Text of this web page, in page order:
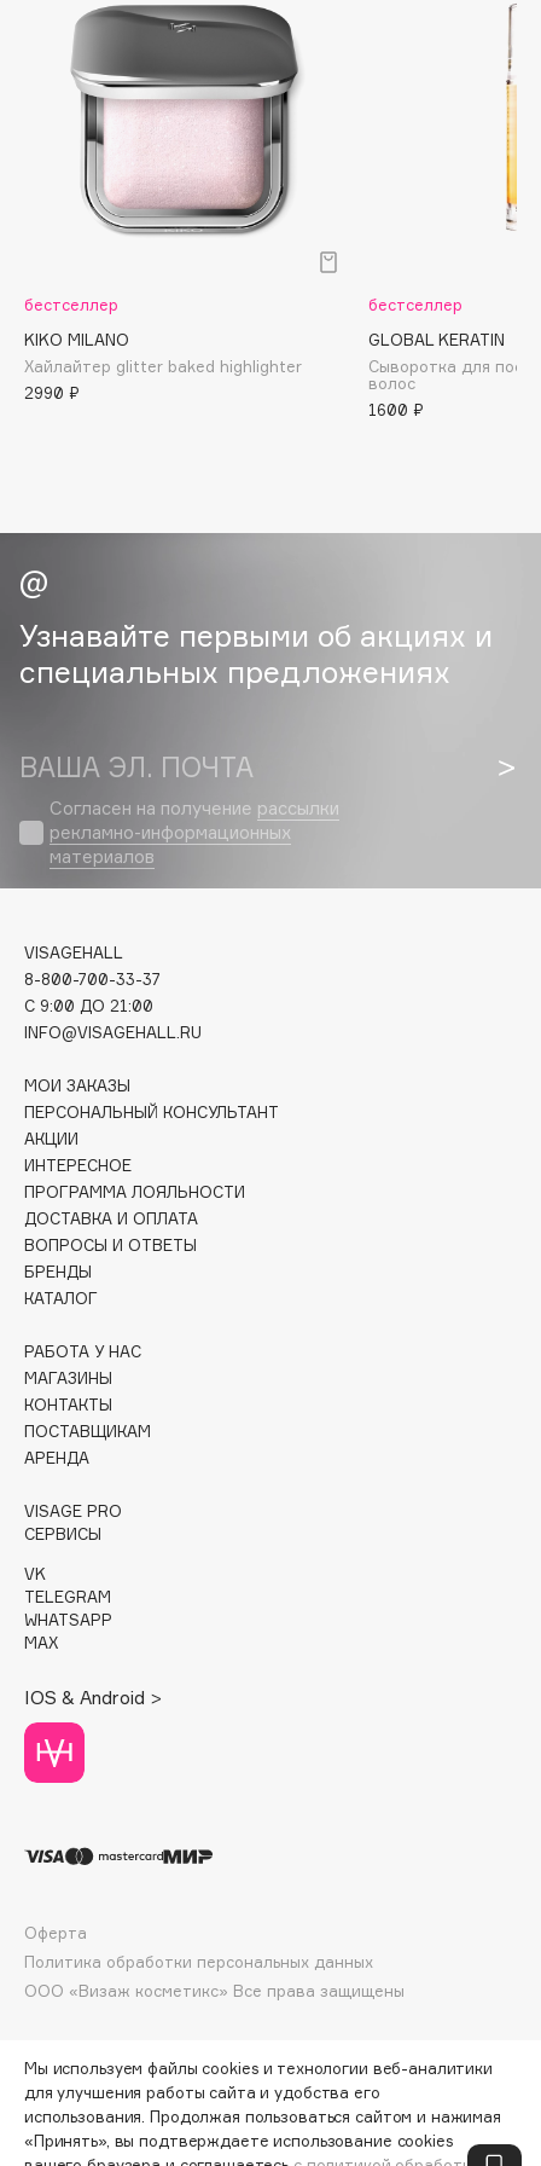
Biorepair
Boadicea The Victorious
Bobbi Brown
Brunello Cucinelli
Bvlgari
by TERRY
C
Cadence
Carmex
Catrice
Cettua
Chupa Chups
Clarette
Clarins Precious
Clive Christian
Collagenina
Corimo
CosRX
Cottolina
Crescina
Cunzite
D
d'Alba
DABO
DARLING*
Darphin
Davines
Deonica
Dior
Divage
Dolce & Gabbana
Dr.Althea
Dyson
ПО ЗОЛОТОЙ КАРТЕ: 5525 ₽
бестселлер
KIKO MILANO
Хайлайтер glitter baked highlighter
2990 ₽
бестселлер
GLOBAL KERATIN
Сыворотка для
волос
1600 ₽
Узнавайте первыми об акциях и
специальных предложениях
ВАША ЭЛ. ПОЧТА
Согласен на получение рассылки
рекламно-информационных
материалов
VISAGEHALL
8-800-700-33-37
C 9:00 ДО 21:00
INFO@VISAGEHALL.RU
МОИ ЗАКАЗЫ
ПЕРСОНАЛЬНЫЙ КОНСУЛЬТАНТ
АКЦИИ
ИНТЕРЕСНОЕ
ПРОГРАММА ЛОЯЛЬНОСТИ
ДОСТАВКА И ОПЛАТА
ВОПРОСЫ И ОТВЕТЫ
БРЕНДЫ
КАТАЛОГ
РАБОТА У НАС
МАГАЗИНЫ
КОНТАКТЫ
ПОСТАВЩИКАМ
АРЕНДА
VISAGE PRO
СЕРВИСЫ
VK
TELEGRAM
WHATSAPP
MAX
IOS & Android >
ООО «Визаж косметикс» Все права защищены
Оферта
Политика обработки персональных данных
Мы используем файлы cookies и технологии веб-аналитики
для улучшения работы сайта и удобства его
использования. Продолжая пользоваться сайтом и нажимая
«Принять», вы подтверждаете использование cookies